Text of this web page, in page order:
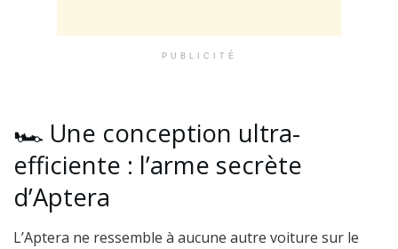
PUBLICITÉ
🏎️ Une conception ultra-
efficiente : l’arme secrète
d’Aptera
L’Aptera ne ressemble à aucune autre voiture sur le